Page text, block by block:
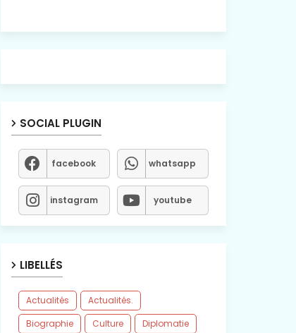
SOCIAL PLUGIN
facebook whatsapp
instagram youtube
LIBELLÉS
Actualités
Actualités.
Biographie
Culture
Diplomatie